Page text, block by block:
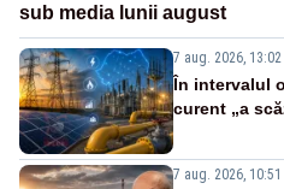
sub media lunii august
7 aug. 2026, 13:02
În intervalul
curent „a
7 aug. 2026, 10:51